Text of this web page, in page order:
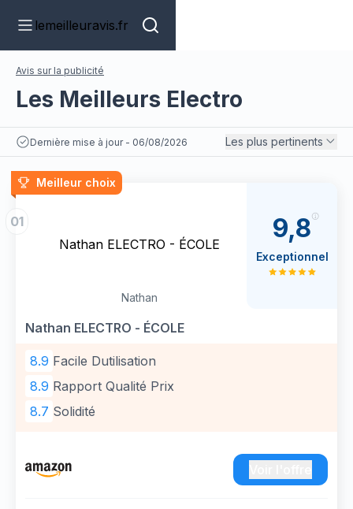
lemeilleuravis.fr
Avis sur la publicité
Les Meilleurs Electro
Dernière mise à jour - 06/08/2026 Les plus pertinents
Meilleur choix
01
Nathan ELECTRO - ÉCOLE
Nathan
Nathan ELECTRO - ÉCOLE
8.9 Facile Dutilisation
8.9 Rapport Qualité Prix
8.7 Solidité
9,8
Exceptionnel